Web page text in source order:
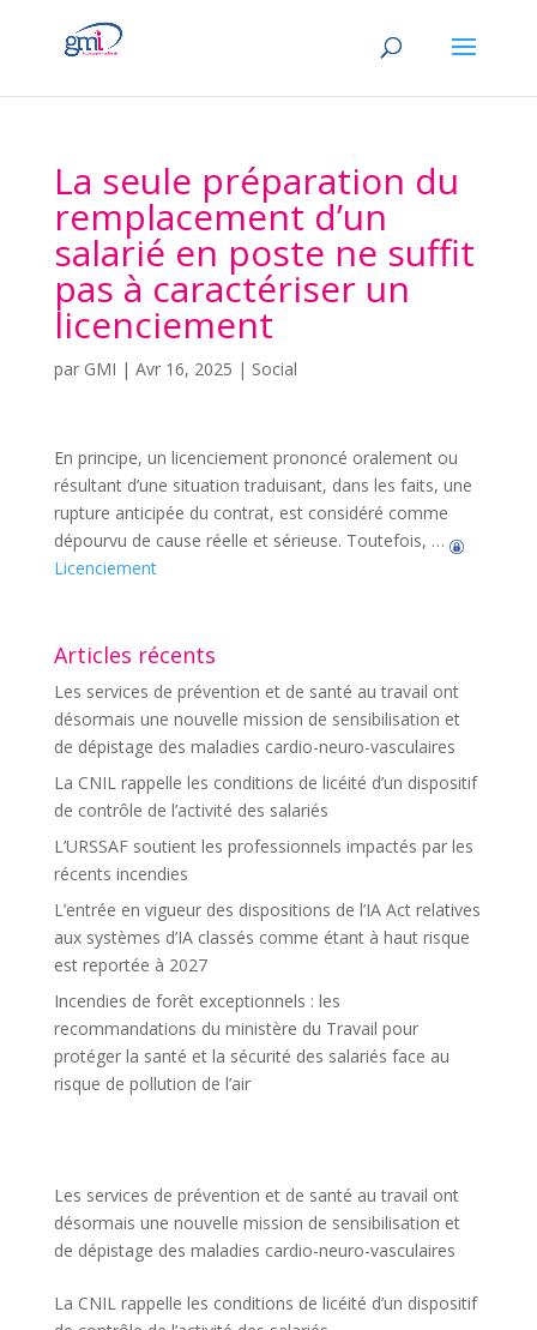
La seule préparation du
remplacement d’un
salarié en poste ne suffit
pas à caractériser un
licenciement
par GMI | Avr 16, 2025 | Social
En principe, un licenciement prononcé oralement ou
résultant d’une situation traduisant, dans les faits, une
rupture anticipée du contrat, est considéré comme
dépourvu de cause réelle et sérieuse. Toutefois, …
Licenciement
Articles récents
Les services de prévention et de santé au travail ont
désormais une nouvelle mission de sensibilisation et
de dépistage des maladies cardio-neuro-vasculaires
La CNIL rappelle les conditions de licéité d’un dispositif
de contrôle de l’activité des salariés
L’URSSAF soutient les professionnels impactés par les
récents incendies
L’entrée en vigueur des dispositions de l’IA Act relatives
aux systèmes d’IA classés comme étant à haut risque
est reportée à 2027
Incendies de forêt exceptionnels : les
recommandations du ministère du Travail pour
protéger la santé et la sécurité des salariés face au
risque de pollution de l’air
Les services de prévention et de santé au travail ont
désormais une nouvelle mission de sensibilisation et
de dépistage des maladies cardio-neuro-vasculaires
La CNIL rappelle les conditions de licéité d’un dispositif